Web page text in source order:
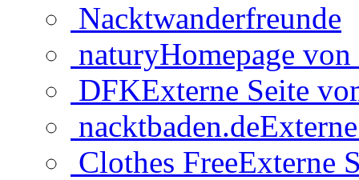
Nacktwanderfreunde
naturyHomepage
DFKExterne Seite
nacktbaden.de
Clothes FreeExterne